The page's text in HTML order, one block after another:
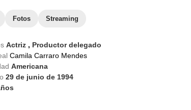
Fotos Streaming
Actriz , Productor delegado
Camila Carraro Mendes
Americana
29 de junio de 1994